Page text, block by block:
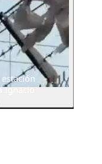
Ignacio